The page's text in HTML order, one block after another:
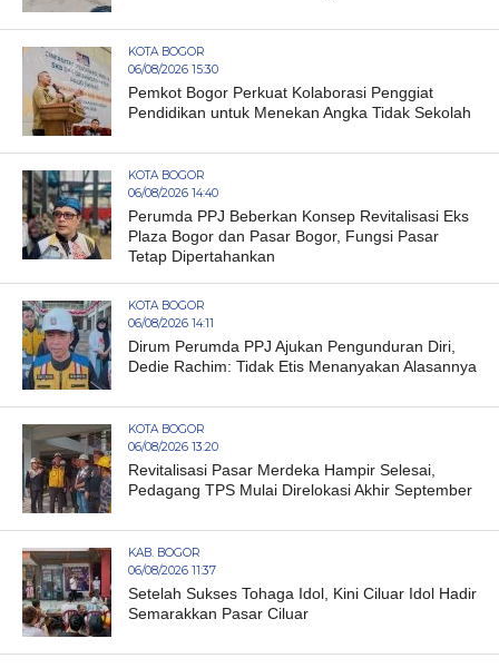
KOTA BOGOR
06/08/2026 15:30
Pemkot Bogor Perkuat Kolaborasi Penggiat
Pendidikan untuk Menekan Angka Tidak Sekolah
KOTA BOGOR
06/08/2026 14:40
Perumda PPJ Beberkan Konsep Revitalisasi Eks
Plaza Bogor dan Pasar Bogor, Fungsi Pasar
Tetap Dipertahankan
KOTA BOGOR
06/08/2026 14:11
Dirum Perumda PPJ Ajukan Pengunduran Diri,
Dedie Rachim: Tidak Etis Menanyakan Alasannya
KOTA BOGOR
06/08/2026 13:20
Revitalisasi Pasar Merdeka Hampir Selesai,
Pedagang TPS Mulai Direlokasi Akhir September
KAB. BOGOR
06/08/2026 11:37
Setelah Sukses Tohaga Idol, Kini Ciluar Idol Hadir
Semarakkan Pasar Ciluar